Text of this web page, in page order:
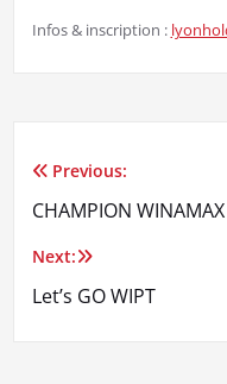
Infos & inscription :
Navigation
de
l’article
Previous:
CHAMPION WINAMAX
Next:
Let’s GO WIPT